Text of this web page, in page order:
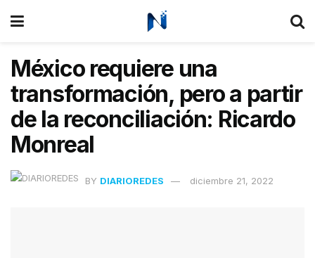
México requiere una
transformación, pero a partir
de la reconciliación: Ricardo
Monreal
BY DIARIOREDES diciembre 21, 2022